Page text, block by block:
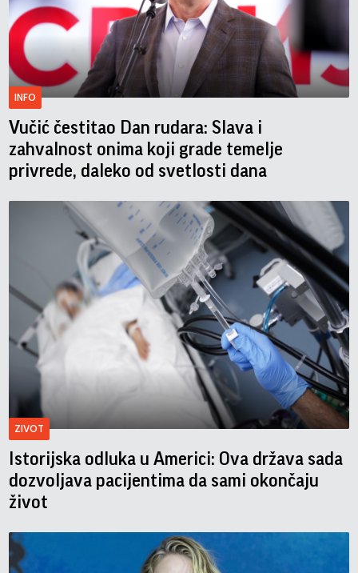
INFO
Vučić čestitao Dan rudara: Slava i
zahvalnost onima koji grade temelje
privrede, daleko od svetlosti dana
ZIVOT
Istorijska odluka u Americi: Ova država sada
dozvoljava pacijentima da sami okončaju
život